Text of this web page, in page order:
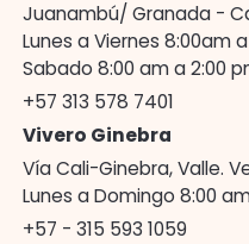
Juanambú/ Granada -
Lunes a Viernes 8:00am
Sabado 8:00 am a 2:00
+57 313 578 7401
Vivero Ginebra
Vía Cali-Ginebra, Valle.
Lunes a Domingo 8:00
+57 - 315 593 1059